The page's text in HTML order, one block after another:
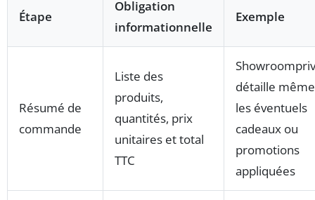
Étape
Obligation
informationnelle
Exemple
Résumé de
commande
Liste des
produits,
quantités, prix
unitaires et total
TTC
détaille même
les éventuels
cadeaux ou
promotions
appliquées